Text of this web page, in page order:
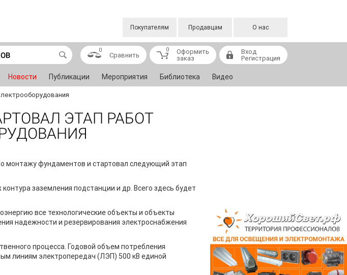
Покупателям Продавцам О нас
0
Сравнить
0
Оформить
заказ
Вход
Регистрация
Новости Публикации Мероприятия Библиотека Видео
ЭТАП РАБОТ
монтажу фундаментов и стартовал следующий этап
заземления подстанции и др. Всего здесь будет
все технологические объекты и объекты
надежности и резервирования электроснабжения
процесса. Годовой объем потребления
линиям электропередач (ЛЭП) 500 кВ единой